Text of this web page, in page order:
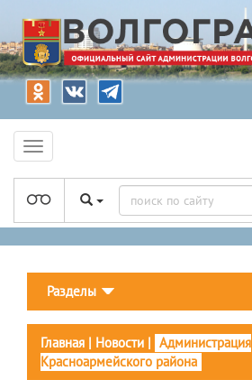
Разделы
Главная | Новости | Администрация
Красноармейского района